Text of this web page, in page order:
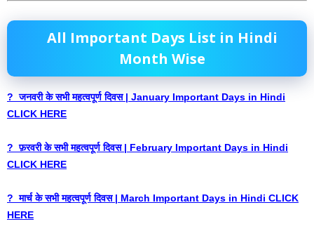
All Important Days List in Hindi
Month Wise
? जनवरी के सभी महत्वपूर्ण दिवस | January Important Days in Hindi
CLICK HERE
? फ़रवरी के सभी महत्वपूर्ण दिवस | February Important Days in Hindi
CLICK HERE
? मार्च के सभी महत्वपूर्ण दिवस | March Important Days in Hindi CLICK
HERE